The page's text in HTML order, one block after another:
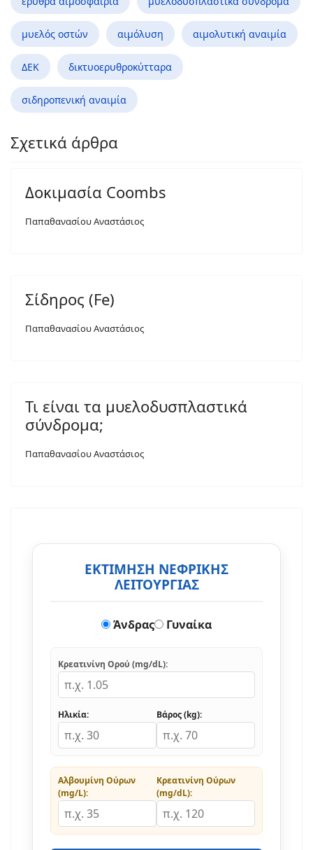
μυελός οστών αιμόλυση αιμολυτική αναιμία
ΔΕΚ δικτυοερυθροκύτταρα
σιδηροπενική αναιμία
Σχετικά άρθρα
Δοκιμασία Coombs
Παπαθανασίου Αναστάσιος
Σίδηρος (Fe)
Παπαθανασίου Αναστάσιος
Τι είναι τα μυελοδυσπλαστικά
σύνδρομα;
Παπαθανασίου Αναστάσιος
ΕΚΤΙΜΗΣΗ ΝΕΦΡΙΚΗΣ
ΛΕΙΤΟΥΡΓΙΑΣ
Άνδρας Γυναίκα
Κρεατινίνη Ορού (mg/dL):
Ηλικία: Βάρος (kg):
Αλβουμίνη Ούρων
(mg/L):
Κρεατινίνη Ούρων
(mg/dL):